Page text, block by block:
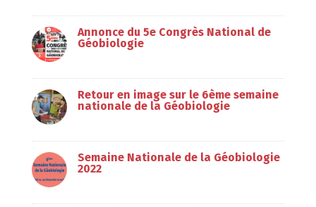
Annonce du 5e Congrès National de
Géobiologie
Retour en image sur le 6ème semaine
nationale de la Géobiologie
Semaine Nationale de la Géobiologie
2022